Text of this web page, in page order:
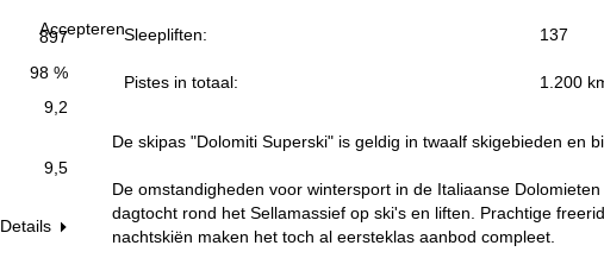
Accepteren
897
98 %
9,2
9,5
Details
n
a
Sleepliften: 137
Pistes in totaal: 1.200
De skipas "Dolomiti Superski" is geldig in twaalf skigebieden en
De omstandigheden voor wintersport in de Italiaanse
dagtocht rond het Sellamassief op ski's en liften. Prachtige
nachtskiën maken het toch al eersteklas aanbod compleet.